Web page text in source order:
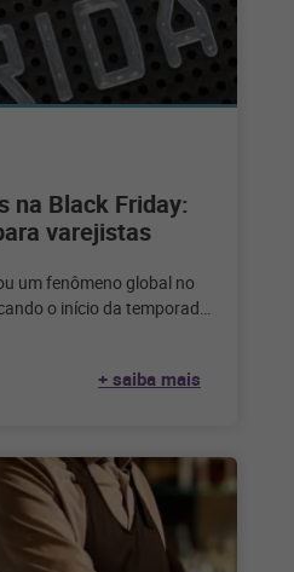
na Black Friday:
varejistas
um fenômeno global no
o início da temporada
+ saiba mais